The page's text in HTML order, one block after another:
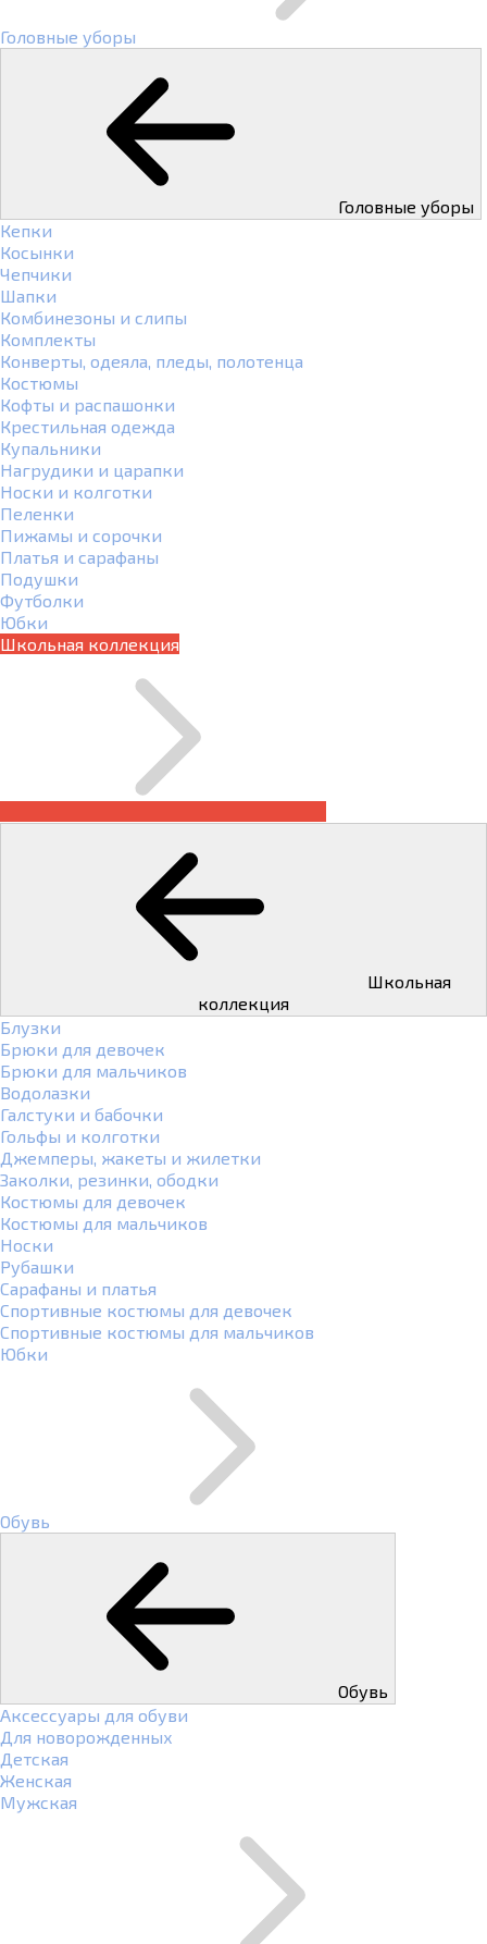
Головные уборы
Головные уборы
Кепки
Косынки
Чепчики
Шапки
Комбинезоны и слипы
Комплекты
Конверты, одеяла, пледы, полотенца
Костюмы
Кофты и распашонки
Крестильная одежда
Купальники
Нагрудики и царапки
Носки и колготки
Пеленки
Пижамы и сорочки
Платья и сарафаны
Подушки
Футболки
Юбки
Школьная коллекция
коллекция
Блузки
Брюки для девочек
Брюки для мальчиков
Водолазки
Галстуки и бабочки
Гольфы и колготки
Джемперы, жакеты и жилетки
Заколки, резинки, ободки
Костюмы для девочек
Костюмы для мальчиков
Носки
Рубашки
Сарафаны и платья
Спортивные костюмы для девочек
Спортивные костюмы для мальчиков
Юбки
Обувь
Обувь
Аксессуары для обуви
Для новорожденных
Детская
Женская
Мужская